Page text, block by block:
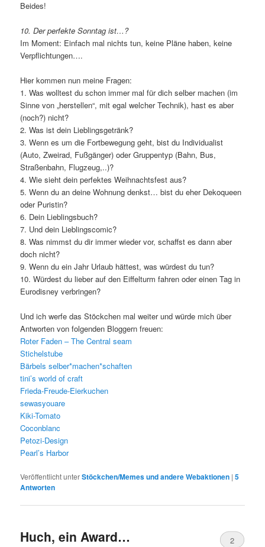
Beides!
10. Der perfekte Sonntag ist…?
Im Moment: Einfach mal nichts tun, keine Pläne haben, keine
Verpflichtungen….
Hier kommen nun meine Fragen:
1. Was wolltest du schon immer mal für dich selber machen (im
Sinne von „herstellen“, mit egal welcher Technik), hast es aber
(noch?) nicht?
2. Was ist dein Lieblingsgetränk?
3. Wenn es um die Fortbewegung geht, bist du Individualist
(Auto, Zweirad, Fußgänger) oder Gruppentyp (Bahn, Bus,
Straßenbahn, Flugzeug,..)?
4. Wie sieht dein perfektes Weihnachtsfest aus?
5. Wenn du an deine Wohnung denkst… bist du eher Dekoqueen
oder Puristin?
6. Dein Lieblingsbuch?
7. Und dein Lieblingscomic?
8. Was nimmst du dir immer wieder vor, schaffst es dann aber
doch nicht?
9. Wenn du ein Jahr Urlaub hättest, was würdest du tun?
10. Würdest du lieber auf den Eiffelturm fahren oder einen Tag in
Eurodisney verbringen?
Und ich werfe das Stöckchen mal weiter und würde mich über
Antworten von folgenden Bloggern freuen:
Roter Faden – The Central seam
Stichelstube
Bärbels selber*machen*schaften
tini’s world of craft
Frieda-Freude-Eierkuchen
sewasyouare
Kiki-Tomato
Coconblanc
Petozi-Design
Pearl’s Harbor
Veröffentlicht unterStöckchen/Memes und andere Webaktionen |5
Antworten
Huch, ein Award… 2